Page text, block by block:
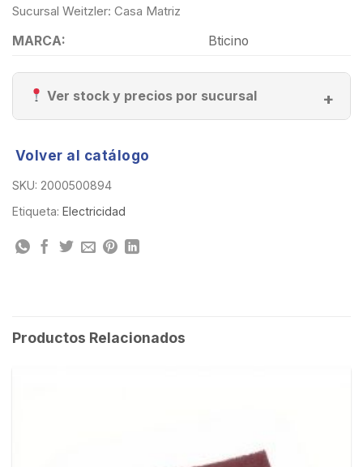
Sucursal Weitzler: Casa Matriz
MARCA: Bticino
Ver stock y precios por sucursal
Volver al catálogo
SKU: 2000500894
Etiqueta: Electricidad
Productos Relacionados